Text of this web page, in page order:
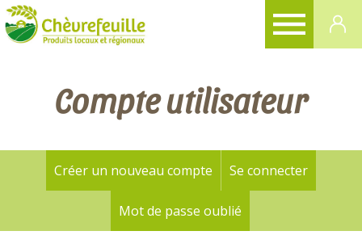
Compte utilisateur
Onglets
principaux
Créer un nouveau compte Se connecter(onglet
Mot de passe oublié